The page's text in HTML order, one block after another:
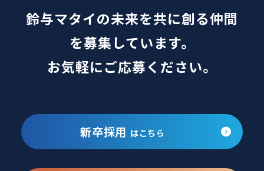
鈴与マタイの未来を共に創る仲間
を募集しています。
お気軽にご応募ください。
新卒採用 はこちら